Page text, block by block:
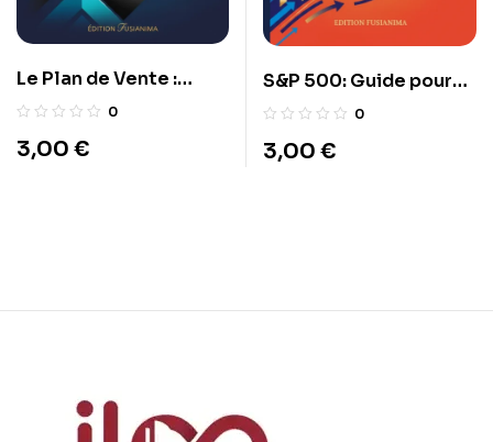
Le Plan de Vente :
Prendre Ses Profits
0
3,00 €
S&P 500: Guide pour
Investisseur
0
3,00 €